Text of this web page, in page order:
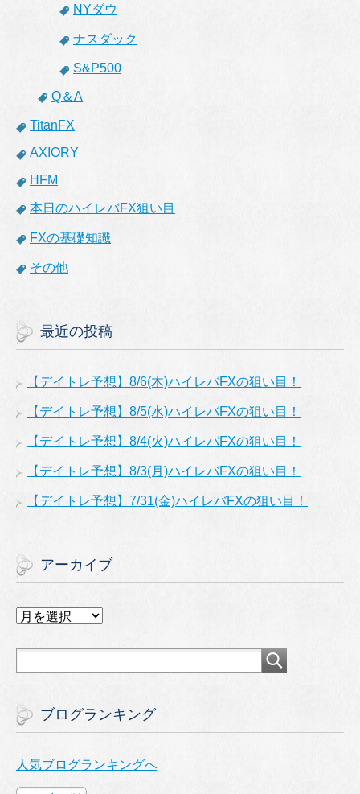
NYダウ
ナスダック
S&P500
Q＆A
TitanFX
AXIORY
HFM
本日のハイレバFX狙い目
FXの基礎知識
その他
最近の投稿
【デイトレ予想】8/6(木)ハイレバFXの狙い目！
【デイトレ予想】8/5(水)ハイレバFXの狙い目！
【デイトレ予想】8/4(火)ハイレバFXの狙い目！
【デイトレ予想】8/3(月)ハイレバFXの狙い目！
【デイトレ予想】7/31(金)ハイレバFXの狙い目！
アーカイブ
ア
カ
ブログランキング
人気ブログランキングへ